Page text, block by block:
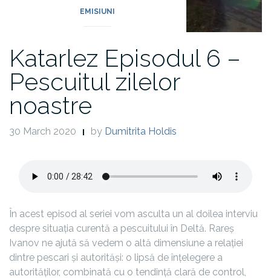
EMISIUNI
Katarlez Episodul 6 –
Pescuitul zilelor
noastre
30 March 2020 by Dumitrita Holdis
În acest episod al seriei vom asculta un al doilea interviu
despre situația curentă a pescuitului în Deltă. Rareș
Ivanov ne ajută să vedem o altă dimensiune a relației
dintre pescari și autorităși: o lipsă de înțelegere a
autorităților, combinată cu o tendință clară de control,